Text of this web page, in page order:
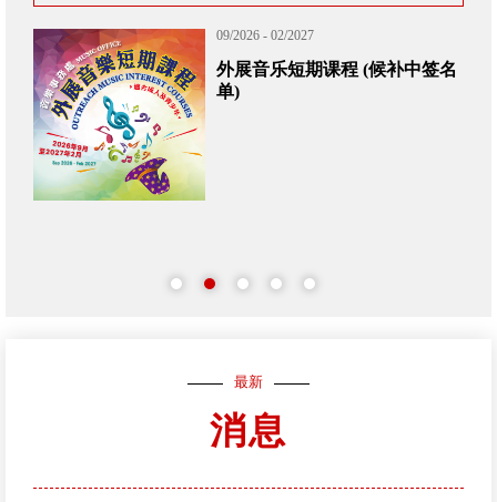
09/2026 - 02/2027
外展音乐短期课程 (候补中签名
单)
最新
消息